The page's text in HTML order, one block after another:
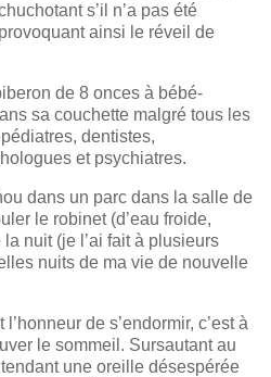
s’il n’a pas été
ainsi le réveil de
de 8 onces à bébé-
sa couchette malgré tous les
dentistes,
et psychiatres.
dans un parc dans la salle de
le robinet (d’eau froide,
nuit (je l’ai fait à plusieurs
nuits de ma vie de nouvelle
de s’endormir, c’est à
le sommeil. Sursautant au
une oreille désespérée